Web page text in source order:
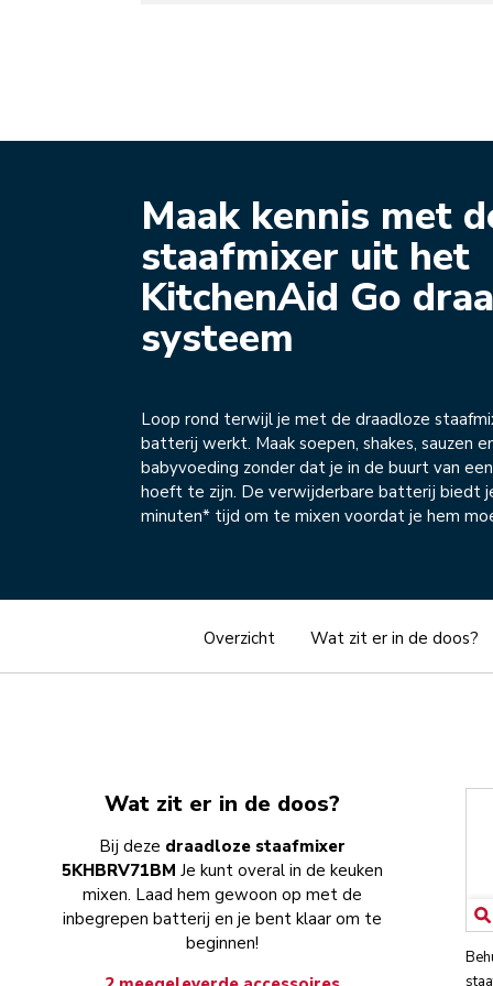
Maak kennis met
staafmixer uit het
KitchenAid Go
systeem
Loop rond terwijl je met de draadloze
batterij werkt. Maak soepen, shakes, sauzen
babyvoeding zonder dat je in de buurt van
hoeft te zijn. De verwijderbare batterij biedt
minuten* tijd om te mixen voordat je hem
Overzicht Wat zit er in de doos?
Wat zit er in de doos?
Bij deze draadloze staafmixer
5KHBRV71BM Je kunt overal in de keuken
mixen. Laad hem gewoon op met de
inbegrepen batterij en je bent klaar om te
beginnen!